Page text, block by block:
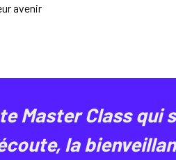
avenir
Master Class
la